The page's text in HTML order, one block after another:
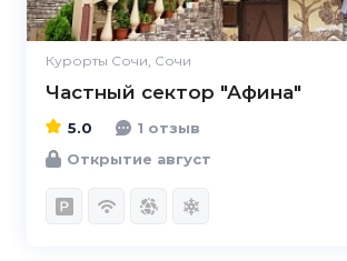
Курорты Сочи, Сочи
Частный сектор "Афина"
5.0
1 отзыв
Открытие август